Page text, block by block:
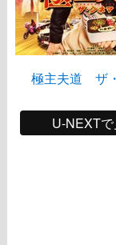
極主夫道 ザ
U-NEXTで